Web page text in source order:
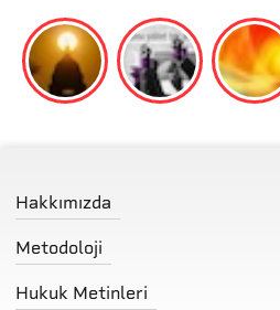
Hakkımızda
Metodoloji
Hukuk Metinleri